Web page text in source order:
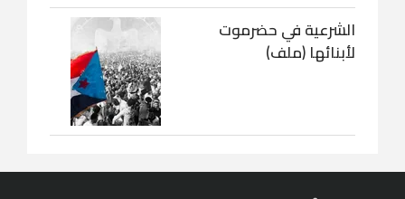
الشرعية في حضرموت
لأبنائها (ملف)